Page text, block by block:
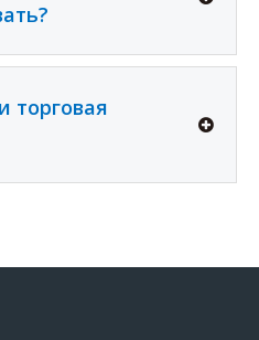
торговая